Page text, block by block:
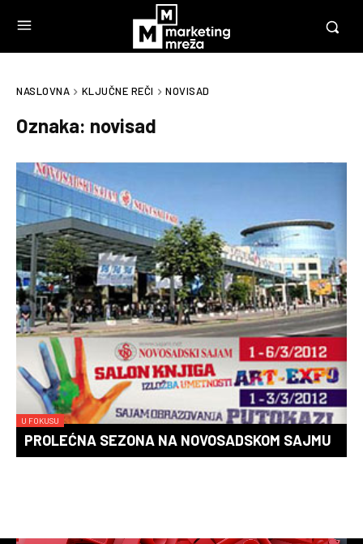
NASLOVNA KLJUČNE REČI NOVISAD
Oznaka: novisad
U FOKUSU
PROLEĆNA SEZONA NA NOVOSADSKOM SAJMU